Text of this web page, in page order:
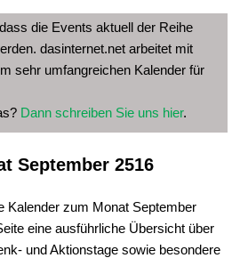
die Events aktuell der Reihe
dasinternet.net arbeitet mit
sehr umfangreichen Kalender für
Dann schreiben Sie uns hier.
September 2516
Kalender zum Monat September
eine ausführliche Übersicht über
und Aktionstage sowie besondere